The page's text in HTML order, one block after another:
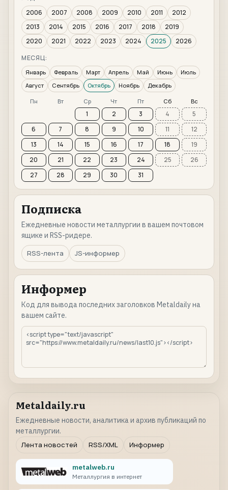
2006
2007 2008 2009 2010 2011
2012
2013
2014 2015 2016 2017 2018
2019
2020
2021 2022 2023 2024 2025
2026
МЕСЯЦ:
Январь Февраль Март Апрель Май Июнь
Июль
Август
Сентябрь Октябрь Ноябрь Декабрь
Пн Вт Ср Чт Пт Сб Вс
1 2 3 4
5
6
7 8 9 10 11
12
13
14 15 16 17 18
19
20
21 22 23 24 25
26
27
28 29 30 31
Подписка
Ежедневные новости металлургии в вашем почтовом
ящике и RSS-ридере.
RSS-лента
JS-информер
Информер
Код для вывода последних заголовков Metaldaily на
вашем сайте.
Metaldaily.ru
Ежедневные новости, аналитика и архив публикаций по
металлургии.
Лента новостей
RSS/XML Информер
metalweb.ru
Металлургия в интернет